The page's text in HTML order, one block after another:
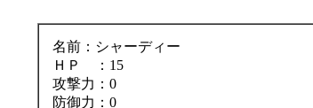
名前：シャーディー
ＨＰ ：15
攻撃力：0
防御力：0